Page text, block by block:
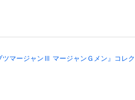
ツマージャンⅢ マージャンＧメン』コレ